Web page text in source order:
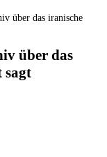
über das iranische
über das
sagt